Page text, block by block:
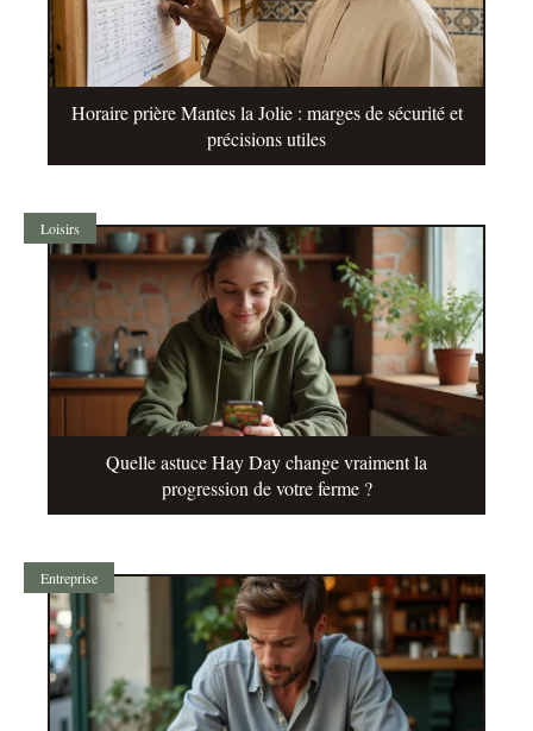
Horaire prière Mantes la Jolie : marges de sécurité et
précisions utiles
Loisirs
Quelle astuce Hay Day change vraiment la
progression de votre ferme ?
Entreprise